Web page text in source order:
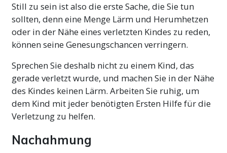
Still zu sein ist also die erste Sache, die Sie tun
sollten, denn eine Menge Lärm und Herumhetzen
oder in der Nähe eines verletzten Kindes zu reden,
können seine Genesungschancen verringern.
Sprechen Sie deshalb nicht zu einem Kind, das
gerade verletzt wurde, und machen Sie in der Nähe
des Kindes keinen Lärm. Arbeiten Sie ruhig, um
dem Kind mit jeder benötigten Ersten Hilfe für die
Verletzung zu helfen.
Nachahmung